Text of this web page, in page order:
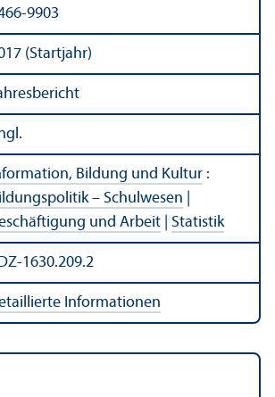
9903
(Startjahr)
Bildung und Kultur :
– Schulwesen
und Arbeit
Statistik
1630.209.2
Informationen